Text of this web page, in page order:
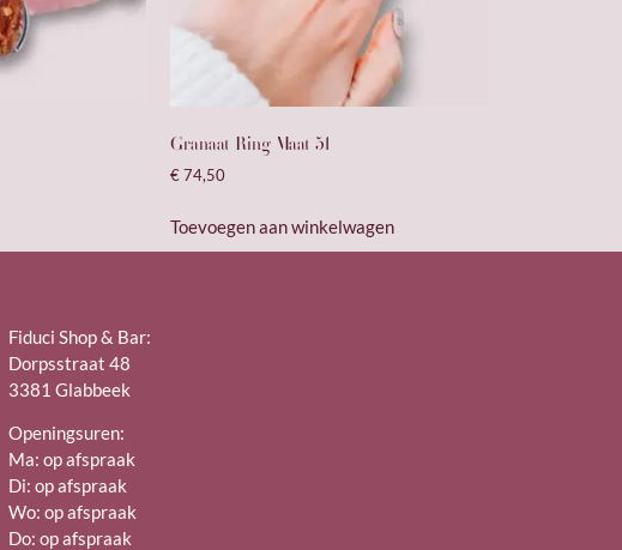
Granaat Ring Maat 51
€74,50
Toevoegen aan winkelwagen
Fiduci Shop & Bar:
Dorpsstraat 48
3381 Glabbeek
Openingsuren:
Ma: op afspraak
Di: op afspraak
Wo: op afspraak
Do: op afspraak